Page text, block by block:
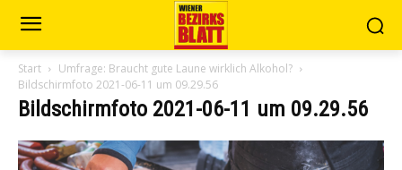
Start
Umfrage: Braucht gute Laune wirklich Alkohol?
Bildschirmfoto 2021-06-11 um 09.29.56
Bildschirmfoto 2021-06-11 um 09.29.56